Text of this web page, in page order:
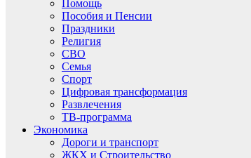
Помощь
Пособия и Пенсии
Праздники
Религия
СВО
Семья
Спорт
Цифровая трансформация
Развлечения
ТВ-программа
Экономика
Дороги и транспорт
ЖКХ и Строительство